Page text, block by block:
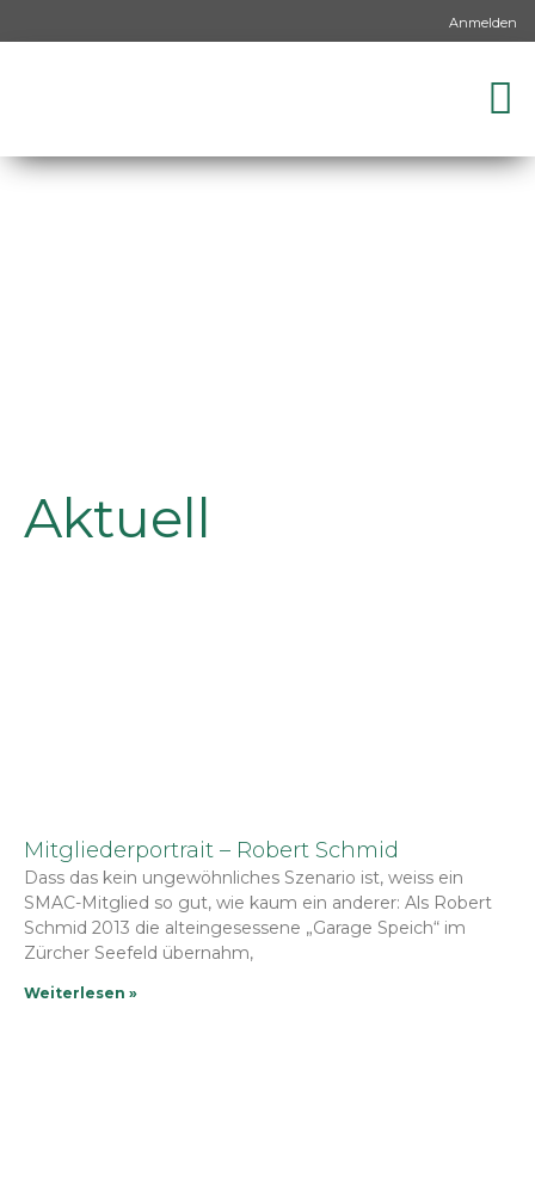
Anmelden
Aktuell
Mitgliederportrait – Robert Schmid
Dass das kein ungewöhnliches Szenario ist, weiss ein
SMAC-Mitglied so gut, wie kaum ein anderer: Als Robert
Schmid 2013 die alteingesessene „Garage Speich“ im
Zürcher Seefeld übernahm,
Weiterlesen »